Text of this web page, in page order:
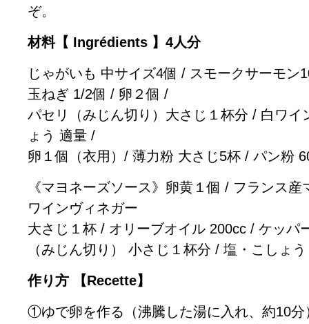
ぞ。
材料【 Ingrédients 】4人分
じゃがいも 中サイズ4個 / スモークサーモン
玉ねぎ 1/2個 / 卵２個 /
パセリ（みじん切り）大さじ１杯分 / 白ワイ
ょう 適量 /
卵１個（衣用）/ 薄力粉 大さじ5杯 / パン粉
《マヨネーズソース》卵黄１個 / フランス
ワインヴィネガー
大さじ１杯 / オリーブオイル 200cc / ケッパ
（みじん切り） 小さじ１杯分 / 塩・こしょ
作り方 【Recette】
①ゆで卵を作る（沸騰した湯に入れ、約10分